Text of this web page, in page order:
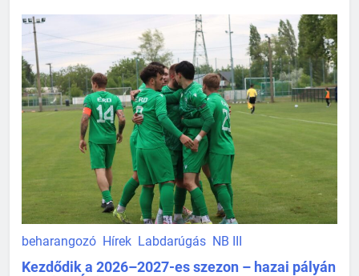
beharangozó Hírek Labdarúgás NB III
Kezdődik a 2026–2027-es szezon – hazai pályán